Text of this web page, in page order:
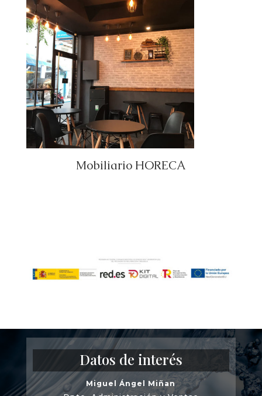
Mobiliario HORECA
Datos de interés
Miguel Ángel Miñan